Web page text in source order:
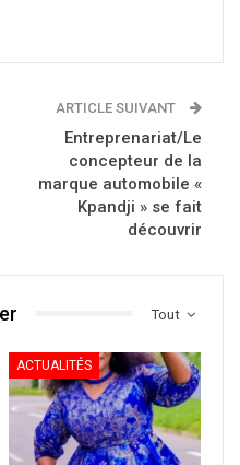
ARTICLE SUIVANT
Entreprenariat/Le
concepteur de la
marque automobile «
Kpandji » se fait
découvrir
Tout
ACTUALITÉS